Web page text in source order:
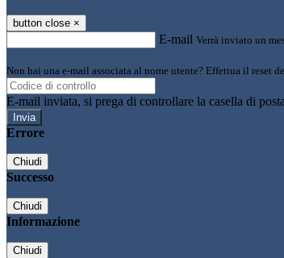
button close ×
E-mail Verrà inviato un
Non hai una e-mail associata al nome utente? Effettua il reset
E-mail inviata, si prega di controllare la casella di
Errore
Chiudi
Successo
Chiudi
Informazione
Chiudi